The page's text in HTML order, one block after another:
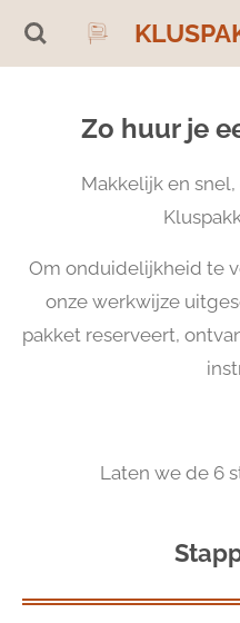
Ga
Zo huur je
Makkelijk en
Om onduidelijkheid te
onze werkwijze
pakket reserveert,
Laten we de 6